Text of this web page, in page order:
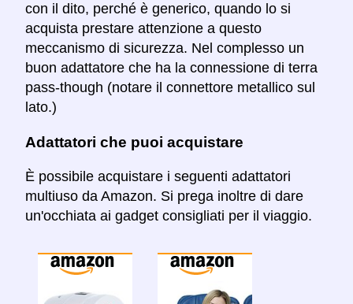
con il dito, perché è generico, quando lo si
acquista prestare attenzione a questo
meccanismo di sicurezza. Nel complesso un
buon adattatore che ha la connessione di terra
pass-though (notare il connettore metallico sul
lato.)
Adattatori che puoi acquistare
È possibile acquistare i seguenti adattatori
multiuso da Amazon. Si prega inoltre di dare
un'occhiata ai gadget consigliati per il viaggio.